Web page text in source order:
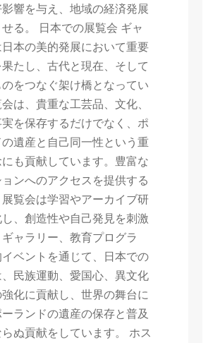
響を与え、地域の経済発展
る。 日本での展覧会 ギャ
本の美的発展において重要
たし、古代と現在、そして
をつなぐ架け橋となってい
は、貴重な工芸品、文化、
を保存するだけでなく、ポ
遺産と自己同一性という重
も貢献しています。豊富な
ンへのアクセスを提供する
覧会は学習やアーカイブ研
、創造性や自己発見を刺激
ャラリー、教育プログラ
ベントを通じて、日本での
民族運動、愛国心、異文化
化に貢献し、世界の舞台に
ランドの遺産の保存と普及
ぬ貢献をしています。 ホス